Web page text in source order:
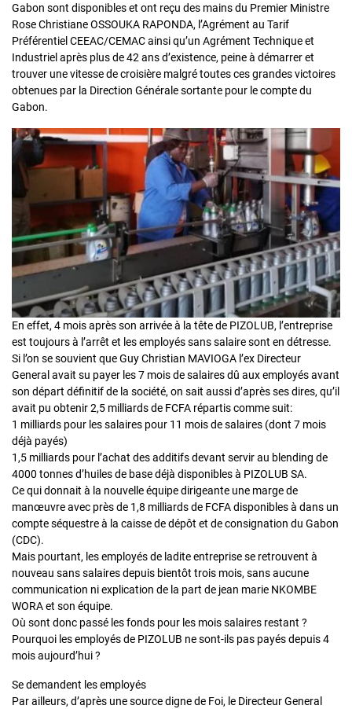
Gabon sont disponibles et ont reçu des mains du Premier Ministre
Rose Christiane OSSOUKA RAPONDA, l’Agrément au Tarif
Préférentiel CEEAC/CEMAC ainsi qu’un Agrément Technique et
Industriel après plus de 42 ans d’existence, peine à démarrer et
trouver une vitesse de croisière malgré toutes ces grandes victoires
obtenues par la Direction Générale sortante pour le compte du
Gabon.
En effet, 4 mois après son arrivée à la tête de PIZOLUB, l’entreprise
est toujours à l’arrêt et les employés sans salaire sont en détresse.
Si l’on se souvient que Guy Christian MAVIOGA l’ex Directeur
General avait su payer les 7 mois de salaires dû aux employés avant
son départ définitif de la société, on sait aussi d’après ses dires, qu’il
avait pu obtenir 2,5 milliards de FCFA répartis comme suit:
1 milliards pour les salaires pour 11 mois de salaires (dont 7 mois
déjà payés)
1,5 milliards pour l’achat des additifs devant servir au blending de
4000 tonnes d’huiles de base déjà disponibles à PIZOLUB SA.
Ce qui donnait à la nouvelle équipe dirigeante une marge de
manœuvre avec près de 1,8 milliards de FCFA disponibles à dans un
compte séquestre à la caisse de dépôt et de consignation du Gabon
(CDC).
Mais pourtant, les employés de ladite entreprise se retrouvent à
nouveau sans salaires depuis bientôt trois mois, sans aucune
communication ni explication de la part de jean marie NKOMBE
WORA et son équipe.
Où sont donc passé les fonds pour les mois salaires restant ?
Pourquoi les employés de PIZOLUB ne sont-ils pas payés depuis 4
mois aujourd’hui ?
Se demandent les employés
Par ailleurs, d’après une source digne de Foi, le Directeur General